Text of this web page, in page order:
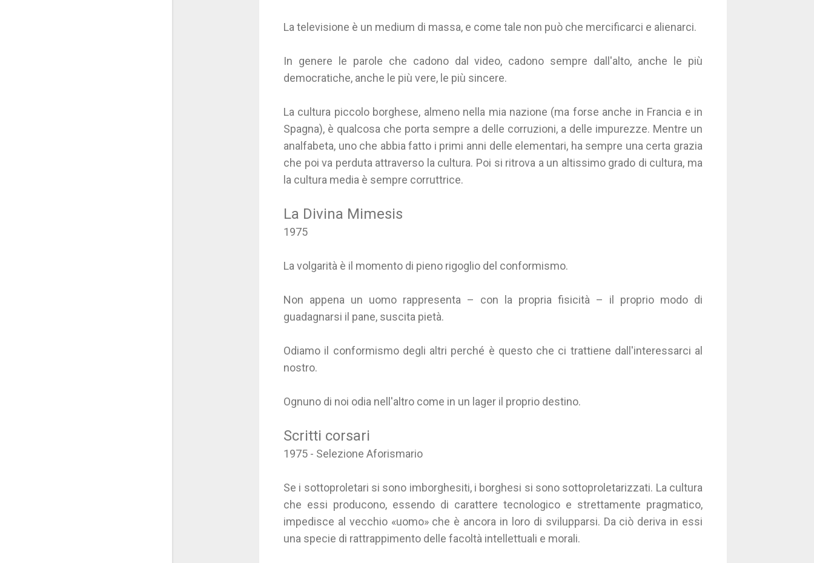
La televisione è un medium di massa, e come tale non può che mercificarci e alienarci.
In genere le parole che cadono dal video, cadono sempre dall'alto, anche le più
democratiche, anche le più vere, le più sincere.
La cultura piccolo borghese, almeno nella mia nazione (ma forse anche in Francia e in
Spagna), è qualcosa che porta sempre a delle corruzioni, a delle impurezze. Mentre un
analfabeta, uno che abbia fatto i primi anni delle elementari, ha sempre una certa grazia
che poi va perduta attraverso la cultura. Poi si ritrova a un altissimo grado di cultura, ma
la cultura media è sempre corruttrice.
La Divina Mimesis
1975
La volgarità è il momento di pieno rigoglio del conformismo.
Non appena un uomo rappresenta – con la propria fisicità – il proprio modo di
guadagnarsi il pane, suscita pietà.
Odiamo il conformismo degli altri perché è questo che ci trattiene dall'interessarci al
nostro.
Ognuno di noi odia nell'altro come in un lager il proprio destino.
Scritti corsari
1975 - Selezione Aforismario
Se i sottoproletari si sono imborghesiti, i borghesi si sono sottoproletarizzati. La cultura
che essi producono, essendo di carattere tecnologico e strettamente pragmatico,
impedisce al vecchio «uomo» che è ancora in loro di svilupparsi. Da ciò deriva in essi
una specie di rattrappimento delle facoltà intellettuali e morali.